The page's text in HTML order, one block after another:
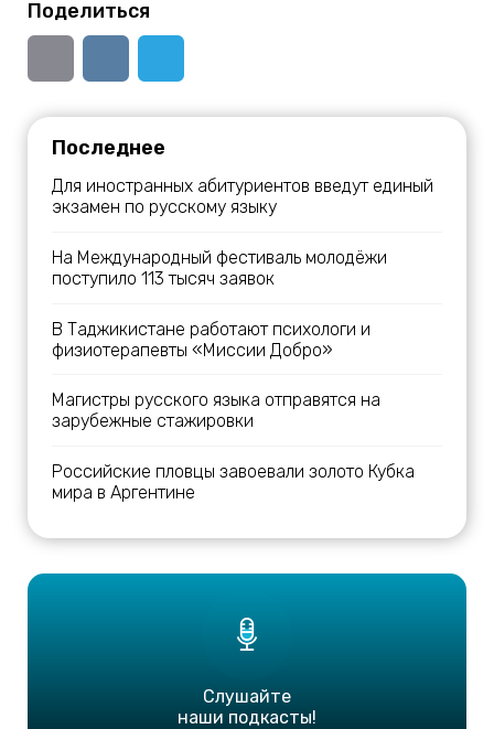
Поделиться
Последнее
Для иностранных абитуриентов введут единый
экзамен по русскому языку
На Международный фестиваль молодёжи
поступило 113 тысяч заявок
В Таджикистане работают психологи и
физиотерапевты «Миссии Добро»
Магистры русского языка отправятся на
зарубежные стажировки
Российские пловцы завоевали золото Кубка
мира в Аргентине
Слушайте
наши подкасты!